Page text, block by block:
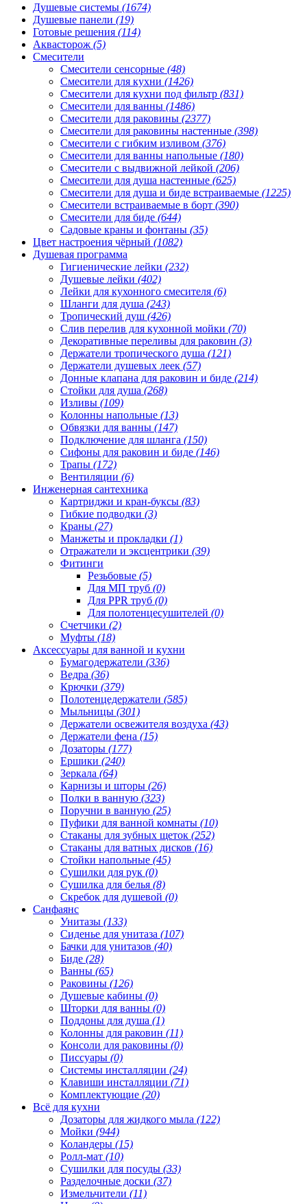
Душевые системы (1674)
Душевые панели (19)
Готовые решения (114)
Аквасторож (5)
Смесители
Смесители сенсорные (48)
Смесители для кухни (1426)
Смесители для кухни под фильтр (831)
Смесители для ванны (1486)
Смесители для раковины (2377)
Смесители для раковины настенные (398)
Смесители с гибким изливом (376)
Смесители для ванны напольные (180)
Смесители с выдвижной лейкой (206)
Смесители для душа настенные (625)
Смесители для душа и биде встраиваемые (1225)
Смесители встраиваемые в борт (390)
Смесители для биде (644)
Садовые краны и фонтаны (35)
Цвет настроения чёрный (1082)
Душевая программа
Гигиенические лейки (232)
Душевые лейки (402)
Лейки для кухонного смесителя (6)
Шланги для душа (243)
Тропический душ (426)
Слив перелив для кухонной мойки (70)
Декоративные переливы для раковин (3)
Держатели тропического душа (121)
Держатели душевых леек (57)
Донные клапана для раковин и биде (214)
Стойки для душа (268)
Изливы (109)
Колонны напольные (13)
Обвязки для ванны (147)
Подключение для шланга (150)
Сифоны для раковин и биде (146)
Трапы (172)
Вентиляции (6)
Инженерная сантехника
Картриджи и кран-буксы (83)
Гибкие подводки (3)
Краны (27)
Манжеты и прокладки (1)
Отражатели и эксцентрики (39)
Фитинги
Резьбовые (5)
Для МП труб (0)
Для PPR труб (0)
Для полотенцесушителей (0)
Счетчики (2)
Муфты (18)
Аксессуары для ванной и кухни
Бумагодержатели (336)
Ведра (36)
Крючки (379)
Полотенцедержатели (585)
Мыльницы (301)
Держатели освежителя воздуха (43)
Держатели фена (15)
Дозаторы (177)
Ершики (240)
Зеркала (64)
Карнизы и шторы (26)
Полки в ванную (323)
Поручни в ванную (25)
Пуфики для ванной комнаты (10)
Стаканы для зубных щеток (252)
Стаканы для ватных дисков (16)
Стойки напольные (45)
Сушилки для рук (0)
Сушилка для белья (8)
Скребок для душевой (0)
Санфаянс
Унитазы (133)
Сиденье для унитаза (107)
Бачки для унитазов (40)
Биде (28)
Ванны (65)
Раковины (126)
Душевые кабины (0)
Шторки для ванны (0)
Поддоны для душа (1)
Колонны для раковин (11)
Консоли для раковины (0)
Писсуары (0)
Системы инсталляции (24)
Клавиши инсталляции (71)
Комплектующие (20)
Всё для кухни
Дозаторы для жидкого мыла (122)
Мойки (944)
Коландеры (15)
Ролл-мат (10)
Сушилки для посуды (33)
Разделочные доски (37)
Измельчители (11)